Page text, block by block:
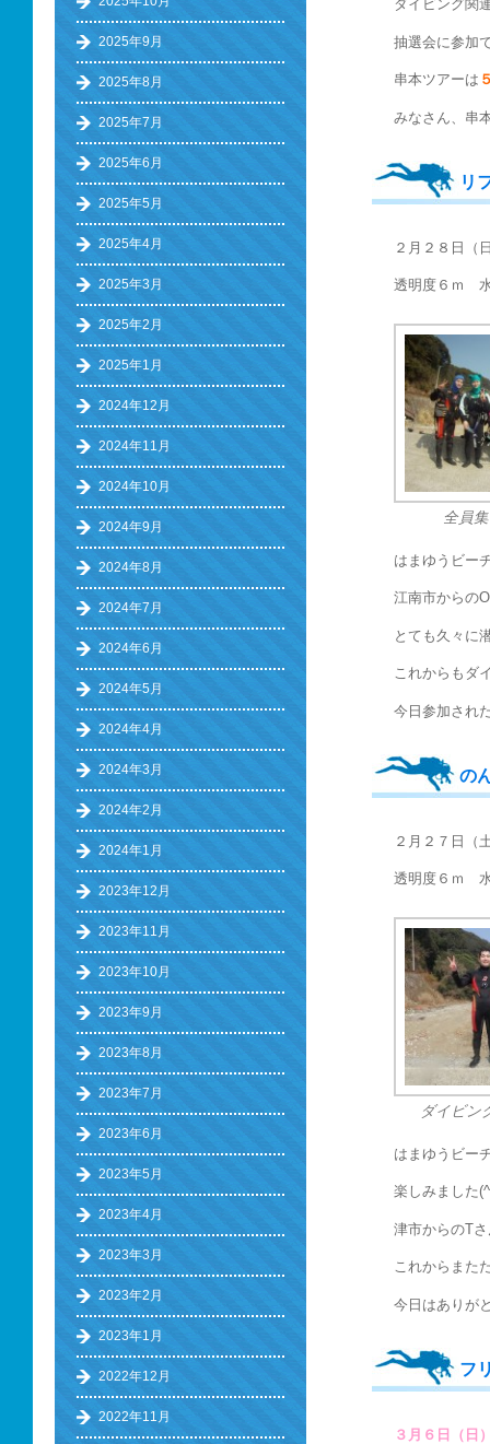
ダイビング関
抽選会に参加
串本ツアーは
みなさん、串
リ
２月２８日（
透明度６ｍ
全員
はまゆうビー
江南市からの
とても久々に
これからもダ
今日参加され
の
２月２７日（
透明度６ｍ
ダイビン
はまゆうビー
楽しみました
津市からのT
これからまた
今日はありが
フ
３月６日（日
2025年9月
2025年8月
2025年7月
2025年6月
2025年5月
2025年4月
2025年3月
2025年2月
2025年1月
2024年12月
2024年11月
2024年10月
2024年9月
2024年8月
2024年7月
2024年6月
2024年5月
2024年4月
2024年3月
2024年2月
2024年1月
2023年12月
2023年11月
2023年10月
2023年9月
2023年8月
2023年7月
2023年6月
2023年5月
2023年4月
2023年3月
2023年2月
2023年1月
2022年12月
2022年11月